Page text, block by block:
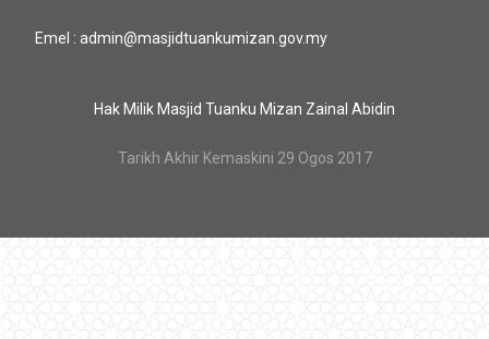
Emel : admin@masjidtuankumizan.gov.my
Hak Milik Masjid Tuanku Mizan Zainal Abidin
Tarikh Akhir Kemaskini 29 Ogos 2017